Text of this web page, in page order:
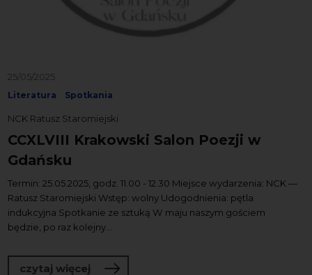
25/05/2025
Literatura Spotkania
NCK Ratusz Staromiejski
CCXLVIII Krakowski Salon Poezji w
Gdańsku
Termin: 25.05.2025, godz. 11.00 - 12.30 Miejsce wydarzenia: NCK —
Ratusz Staromiejski Wstęp: wolny Udogodnienia: pętla
indukcyjna Spotkanie ze sztuką W maju naszym gościem
będzie, po raz kolejny...
czytaj więcej o CCXLVIII Krakowski Salon Poezji w